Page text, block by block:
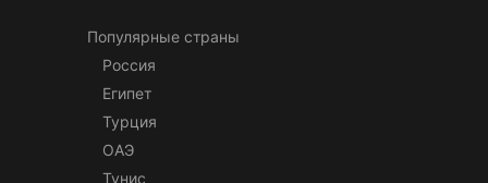
Популярные страны
Россия
Египет
Турция
ОАЭ
Тунис